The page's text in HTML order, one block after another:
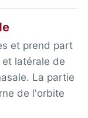
et prend part
latérale de
La partie
de l'orbite